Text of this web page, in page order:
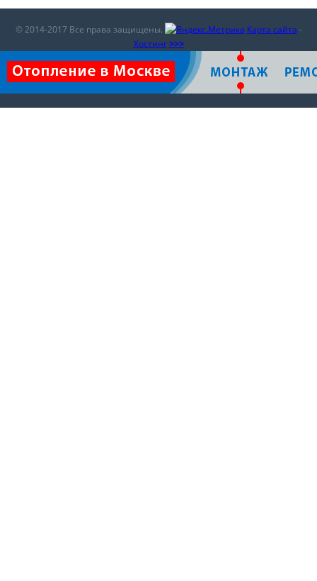
© 2014-2017 Все права защищены. Карта сайта -
Хостинг >>>